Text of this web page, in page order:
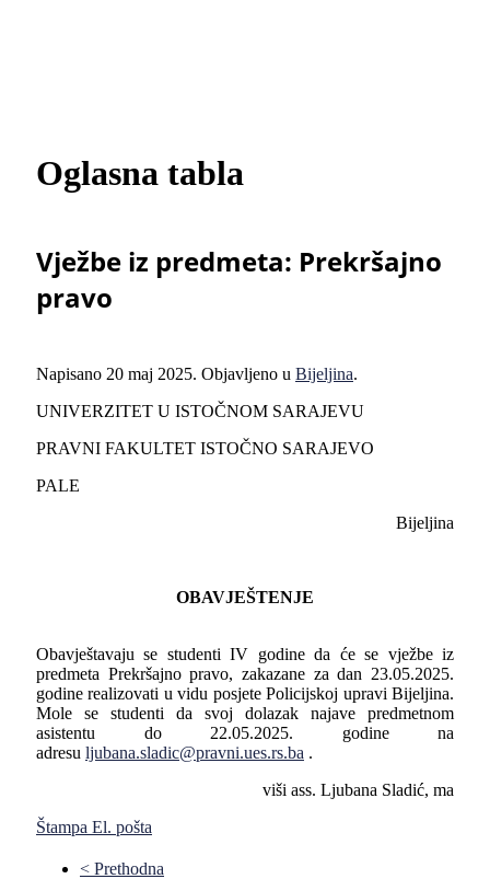
Oglasna tabla
Vježbe iz predmeta: Prekršajno
pravo
Napisano 20 maj 2025. Objavljeno u Bijeljina.
UNIVERZITET U ISTOČNOM SARAJEVU
PRAVNI FAKULTET ISTOČNO SARAJEVO
PALE
Bijeljina
OBAVJEŠTENJE
Obavještavaju se studenti IV godine da će se vježbe iz
predmeta Prekršajno pravo, zakazane za dan 23.05.2025.
godine realizovati u vidu posjete Policijskoj upravi Bijeljina.
Mole se studenti da svoj dolazak najave predmetnom
asistentu do 22.05.2025. godine na
adresu ljubana.sladic@pravni.ues.rs.ba .
viši ass. Ljubana Sladić, ma
Štampa El. pošta
< Prethodna